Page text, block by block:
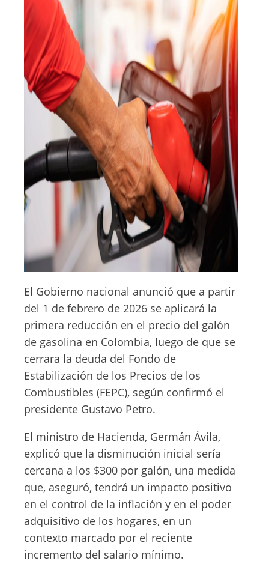
El Gobierno nacional anunció que a partir
del 1 de febrero de 2026 se aplicará la
primera reducción en el precio del galón
de gasolina en Colombia, luego de que se
cerrara la deuda del Fondo de
Estabilización de los Precios de los
Combustibles (FEPC), según confirmó el
presidente Gustavo Petro.
El ministro de Hacienda, Germán Ávila,
explicó que la disminución inicial sería
cercana a los $300 por galón, una medida
que, aseguró, tendrá un impacto positivo
en el control de la inflación y en el poder
adquisitivo de los hogares, en un
contexto marcado por el reciente
incremento del salario mínimo.